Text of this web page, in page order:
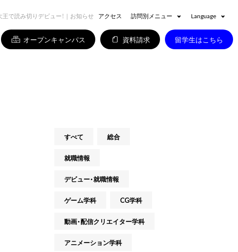
アクセス 訪問別メニュー Language
オープンキャンパス 資料請求 留学生はこちら
で読み切りデビュー！｜お知らせ
すべて 総合
就職情報
デビュー・就職情報
ゲーム学科 CG学科
動画・配信クリエイター学科
アニメーション学科